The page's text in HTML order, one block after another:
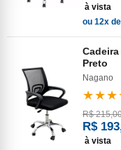
à vista
ou 12x
Preto
Nagano
R$
R$
à vista